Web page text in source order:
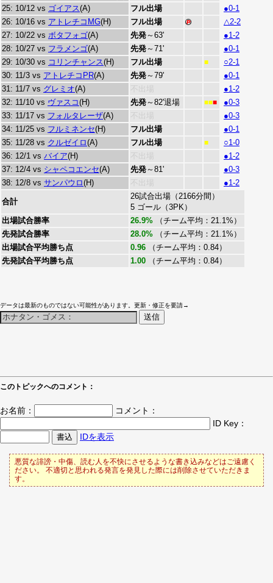
25: 10/12 vs ゴイアス(A) フル出場
●0-1
26: 10/16 vs アトレチコMG(H) フル出場
△2-2
27: 10/22 vs ボタフォゴ(A) 先発～63'
●1-2
28: 10/27 vs フラメンゴ(A) 先発～71'
●0-1
29: 10/30 vs コリンチャンス(H) フル出場 ■
○2-1
30: 11/3 vs アトレチコPR(A) 先発～79'
●0-1
31: 11/7 vs グレミオ(A) 不出場
●1-2
32: 11/10 vs ヴァスコ(H) 先発～82'退場 ■■■
●0-3
33: 11/17 vs フォルタレーザ(A) 不出場
●0-3
34: 11/25 vs フルミネンセ(H) フル出場
●0-1
35: 11/28 vs クルゼイロ(A) フル出場 ■
○1-0
36: 12/1 vs バイア(H) 不出場
●1-2
37: 12/4 vs シャペコエンセ(A) 先発～81'
●0-3
38: 12/8 vs サンパウロ(H) 不出場 ●1-2
合計
26試合出場（2166分間）
5 ゴール（3PK）
出場試合勝率
26.9% （チーム平均：21.1%）
先発試合勝率
28.0% （チーム平均：21.1%）
出場試合平均勝ち点
0.96 （チーム平均：0.84）
先発試合平均勝ち点
1.00 （チーム平均：0.84）
データは最新のものではない可能性があります。更新・修正を要請→
このトピックへのコメント：
お名前：
コメント：
ID Key：
IDを表示
悪質な誹謗・中傷、読む人を不快にさせるような書き込みなどはご遠慮く
ださい。 不適切と思われる発言を発見した際には削除させていただきま
す。